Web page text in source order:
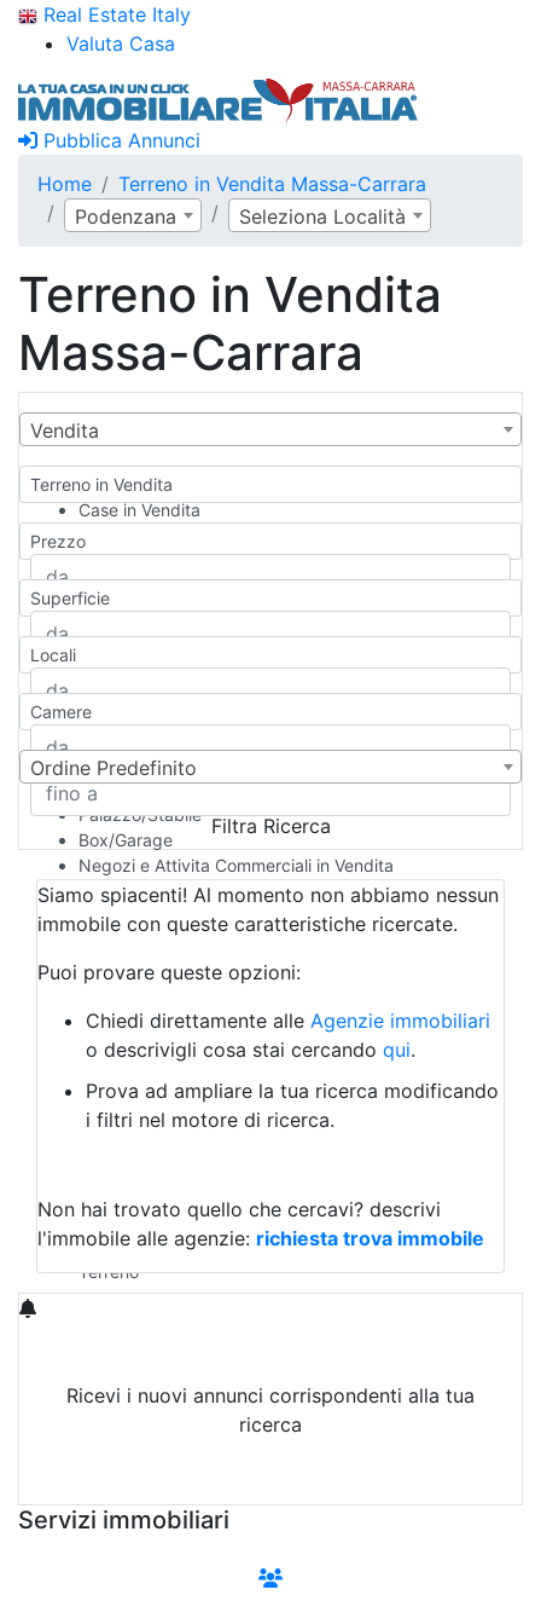
Real Estate Italy
Valuta Casa
Pubblica Annunci
Home
Terreno in Vendita Massa-Carrara
Podenzana
Seleziona Località
Terreno in Vendita
Massa-Carrara
Vendita
Terreno in Vendita
Case in Vendita
Qualsiasi
Appartamento
Casa indipendente
Casa Semi-indipendente
Attico/Mansarda
Rustico/Casale
Camera d'Albergo
Multiproprietà
Palazzo/Stabile
Box/Garage
Negozi e Attivita Commerciali in Vendita
Qualsiasi
Attività/Licenza Commerciale
Azienda Agricola
Bar/Ristorante
Albergo
Laboratorio Artigianale
Negozio/locale commerciale
Agriturismo
Magazzini
Qualsiasi
Terreno edificabile
Terreno
Prezzo
Superficie
Locali
Camere
Ordine Predefinito
Filtra Ricerca
Siamo spiacenti! Al momento non abbiamo nessun
immobile con queste caratteristiche ricercate.
Puoi provare queste opzioni:
Chiedi direttamente alle Agenzie immobiliari
o descrivigli cosa stai cercando qui.
Prova ad ampliare la tua ricerca modificando
i filtri nel motore di ricerca.
Non hai trovato quello che cercavi? descrivi
l'immobile alle agenzie: richiesta trova immobile
Ricevi i nuovi annunci corrispondenti alla tua
ricerca
Servizi immobiliari